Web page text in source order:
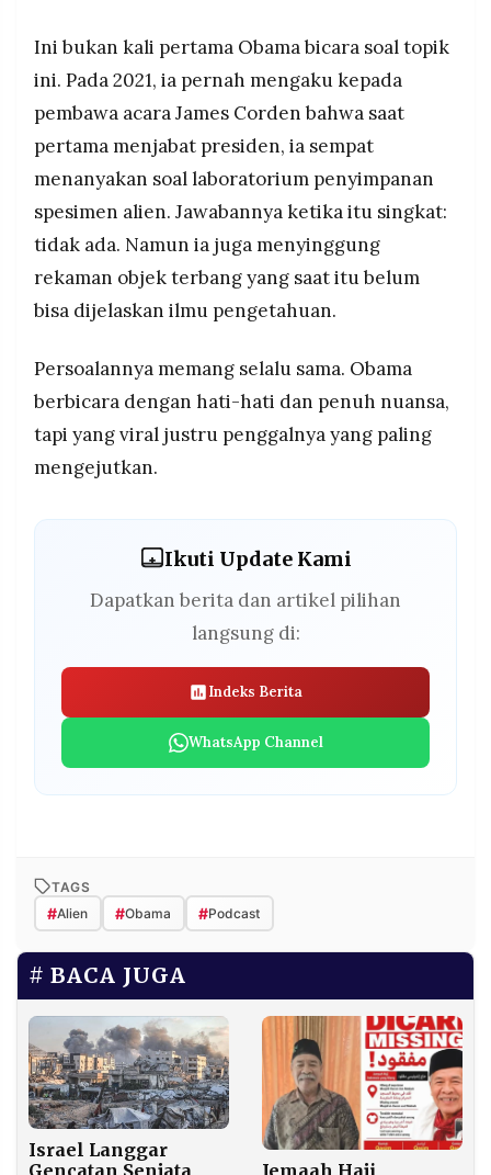
Ini bukan kali pertama Obama bicara soal topik
ini. Pada 2021, ia pernah mengaku kepada
pembawa acara James Corden bahwa saat
pertama menjabat presiden, ia sempat
menanyakan soal laboratorium penyimpanan
spesimen alien. Jawabannya ketika itu singkat:
tidak ada. Namun ia juga menyinggung
rekaman objek terbang yang saat itu belum
bisa dijelaskan ilmu pengetahuan.
Persoalannya memang selalu sama. Obama
berbicara dengan hati-hati dan penuh nuansa,
tapi yang viral justru penggalnya yang paling
mengejutkan.
Ikuti Update Kami
Dapatkan berita dan artikel pilihan
langsung di:
Indeks Berita
WhatsApp Channel
TAGS
#Alien #Obama #Podcast
BACA JUGA
Israel Langgar